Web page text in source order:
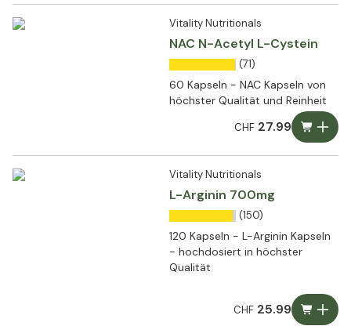
Vitality Nutritionals
NAC N-Acetyl L-Cystein
(71)
60 Kapseln - NAC Kapseln von
höchster Qualität und Reinheit
CHF27.99
Vitality Nutritionals
L-Arginin 700mg
(150)
120 Kapseln - L-Arginin Kapseln
- hochdosiert in höchster
Qualität
CHF25.99